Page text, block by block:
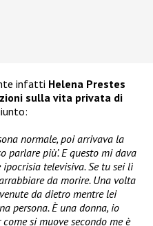
infatti Helena Prestes
sulla vita privata di
normale, poi arrivava la
parlare più’. E questo mi dava
televisiva. Se tu sei lì
da morire. Una volta
da dietro mentre lei
persona. È una donna, io
si muove secondo me è